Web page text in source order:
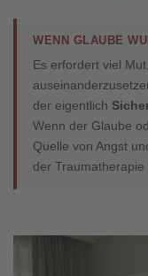
WENN GLAUBE
Es erfordert viel
der eigentlich
Wenn der Glaube
Quelle von Angst
der Traumatherapie